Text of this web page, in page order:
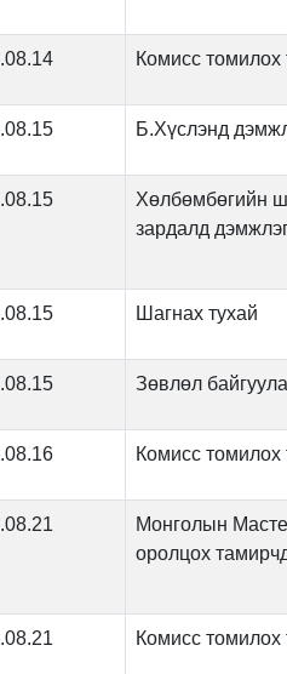
Комисс томилох
Б.Хүслэнд
Хөлбөмбөгийн
зардалд
Шагнах тухай
Зөвлөл
Комисс томилох
Монголын
оролцох
Комисс томилох